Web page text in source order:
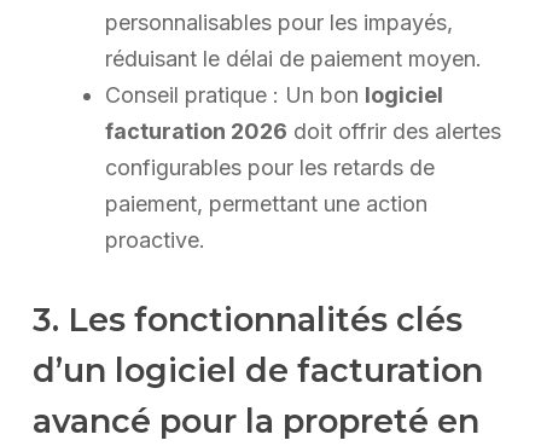
personnalisables pour les impayés,
réduisant le délai de paiement moyen.
Conseil pratique : Un bon logiciel
facturation 2026 doit offrir des alertes
configurables pour les retards de
paiement, permettant une action
proactive.
3. Les fonctionnalités clés
d’un logiciel de facturation
avancé pour la propreté en